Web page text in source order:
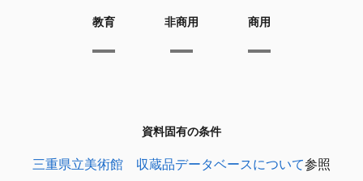
教育 非商用 商用
資料固有の条件
三重県立美術館 収蔵品データベースについて参照